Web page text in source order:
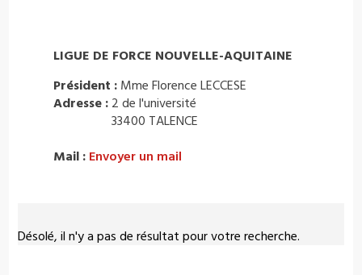
Désolé, il n'y a pas de résultat pour votre recherche.
LIGUE DE FORCE NOUVELLE-AQUITAINE
Président : Mme Florence LECCESE
Adresse : 2 de l'université
33400 TALENCE
Mail : Envoyer un mail